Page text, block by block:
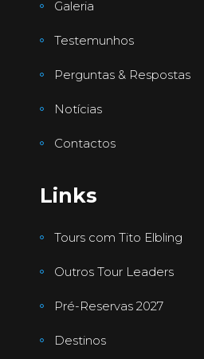
Galeria
Testemunhos
Perguntas & Respostas
Notícias
Contactos
Links
Tours com Tito Elbling
Outros Tour Leaders
Pré-Reservas 2027
Destinos